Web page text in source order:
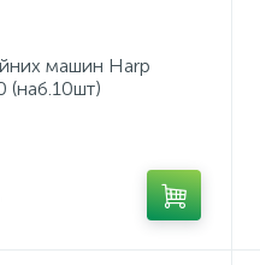
машин Harp